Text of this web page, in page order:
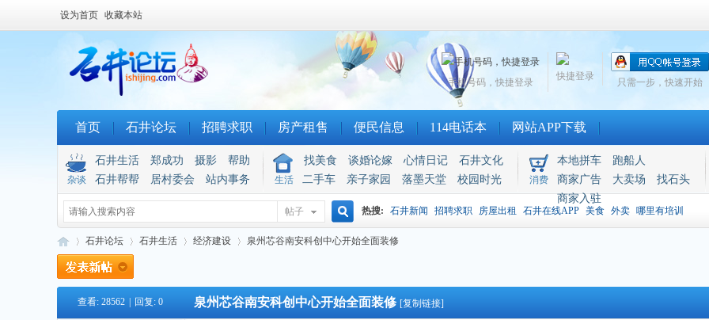
设为首页 收藏本站
只需一步，快速开始
快捷登录
手机号码，快捷登录
首页 石井论坛 招聘求职 房产租售 便民信息 114电话本 网站APP下载
杂谈
石井生活 郑成功 摄影
帮助
石井帮帮
居村委会 站内事务 生活
找美食 谈婚论嫁 心情日记
石井文化
二手车
亲子家园 落墨天堂 校园时光 消费
本地拼车
跑船人
商家广告
大卖场
找石头
商家入驻
帖子
搜
索
热搜: 石井新闻 招聘求职 房屋出租 石井在线APP 美食 外卖 哪里有培训
石井论坛 石井生活 经济建设
›
泉州芯谷南安科创中心开始全面装修
查看: 28562 回复: 0 泉州芯谷南安科创中心开始全面装修 [复制链接]